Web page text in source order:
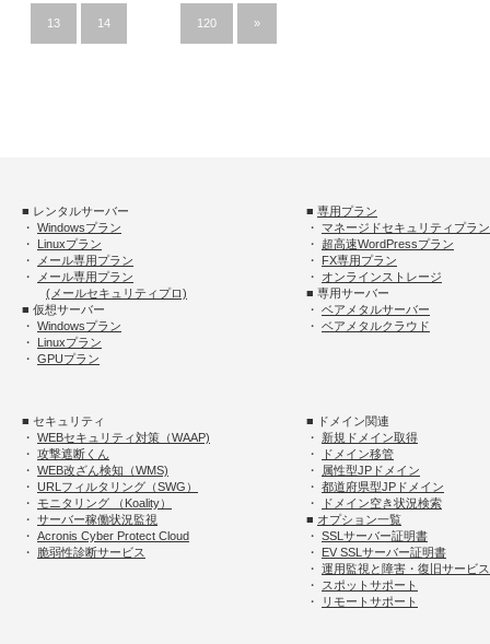
13 14 120 »
■ レンタルサーバー ■ 専用プラン
・ Windowsプラン ・ マネージドセキュリティプラン
・ Linuxプラン ・ 超高速WordPressプラン
・
メール専用プラン ・ FX専用プラン
・
メール専用プラン ・ オンラインストレージ
(メールセキュリティプロ)
■ 専用サーバー
■ 仮想サーバー
・ ベアメタルサーバー
・ Windowsプラン ・ ベアメタルクラウド
・ Linuxプラン
・ GPUプラン
■ セキュリティ
■ ドメイン関連
・ WEBセキュリティ対策（WAAP) ・ 新規ドメイン取得
・ 攻撃遮断くん ・
ドメイン移管
・ WEB改ざん検知（WMS) ・
属性型JPドメイン
・ URLフィルタリング（SWG） ・ 都道府県型JPドメイン
・ モニタリング （Koality） ・
ドメイン空き状況検索
・ サーバー稼働状況監視 ■ オプション一覧
・ Acronis Cyber Protect Cloud ・ SSLサーバー証明書
・ 脆弱性診断サービス ・ EV SSLサーバー証明書
・ 運用監視と障害・復旧サービス
・ スポットサポート
・
リモートサポート